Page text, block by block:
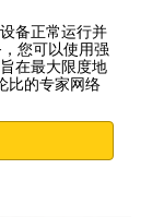
备正常运行并
您可以使用强
在最大限度地
比的专家网络